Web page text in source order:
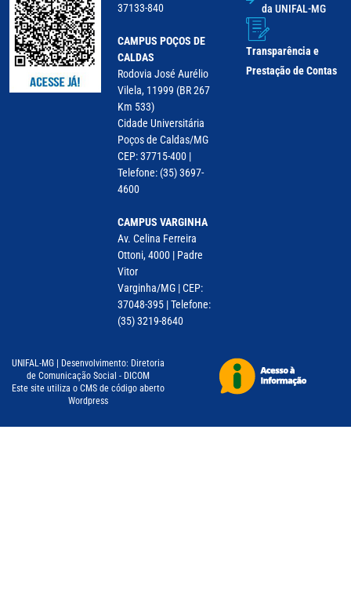
37133-840
CAMPUS POÇOS DE
CALDAS
Rodovia José Aurélio
Vilela, 11999 (BR 267
Km 533)
Cidade Universitária
Poços de Caldas/MG
CEP: 37715-400 |
Telefone: (35) 3697-
4600
CAMPUS VARGINHA
Av. Celina Ferreira
Ottoni, 4000 | Padre
Vitor
Varginha/MG | CEP:
37048-395 | Telefone:
(35) 3219-8640
da UNIFAL-MG
Transparência e
Prestação de Contas
UNIFAL-MG | Desenvolvimento: Diretoria
de Comunicação Social - DICOM
Este site utiliza o CMS de código aberto
Wordpress